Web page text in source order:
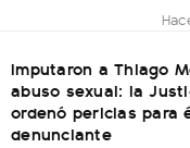
Imputaron a Thiago
abuso sexual: la
ordenó pericias para
denunciante